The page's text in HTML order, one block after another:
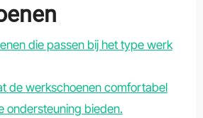
die passen bij het type werk
de werkschoenen comfortabel
ondersteuning bieden.